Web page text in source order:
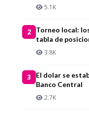
5.1K
2
Torneo local:
tabla de
3.8K
3
El dolar se
Banco Central
2.7K